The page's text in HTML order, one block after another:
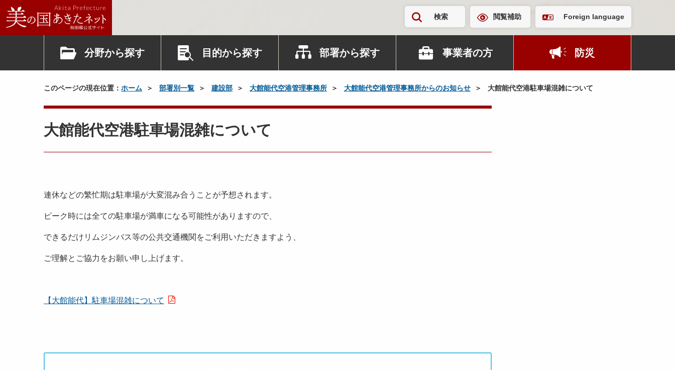
検索 閲覧補助 Foreign language
分野から探す 目的から探す 部署から探す 事業者の方 防災
このページの現在位置： ホーム 部署別一覧 建設部 大館能代空港管理事務所 大館能代空港管理事務所からのお知らせ 大館能代空港駐車場混雑について
大館能代空港駐車場混雑について
連休などの繁忙期は駐車場が大変混み合うことが予想されます。
ピーク時には全ての駐車場が満車になる可能性がありますので、
できるだけリムジンバス等の公共交通機関をご利用いただきますよう、
ご理解とご協力をお願い申し上げます。
【大館能代】駐車場混雑について